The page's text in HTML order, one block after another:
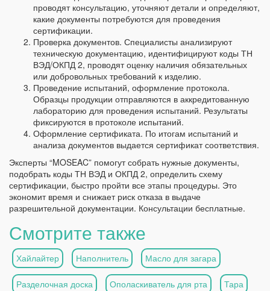
проводят консультацию, уточняют детали и определяют,
какие документы потребуются для проведения
сертификации.
Проверка документов. Специалисты анализируют
техническую документацию, идентифицируют коды ТН
ВЭД/ОКПД 2, проводят оценку наличия обязательных
или добровольных требований к изделию.
Проведение испытаний, оформление протокола.
Образцы продукции отправляются в аккредитованную
лабораторию для проведения испытаний. Результаты
фиксируются в протоколе испытаний.
Оформление сертификата. По итогам испытаний и
анализа документов выдается сертификат соответствия.
Эксперты “MOSEAC” помогут собрать нужные документы,
подобрать коды ТН ВЭД и ОКПД 2, определить схему
сертификации, быстро пройти все этапы процедуры. Это
экономит время и снижает риск отказа в выдаче
разрешительной документации. Консультации бесплатные.
Смотрите также
Хайлайтер Наполнитель Масло для загара
Разделочная доска Ополаскиватель для рта Тара